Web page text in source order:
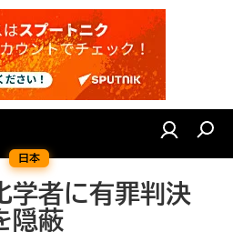
日本
学者に有罪判決
隠蔽